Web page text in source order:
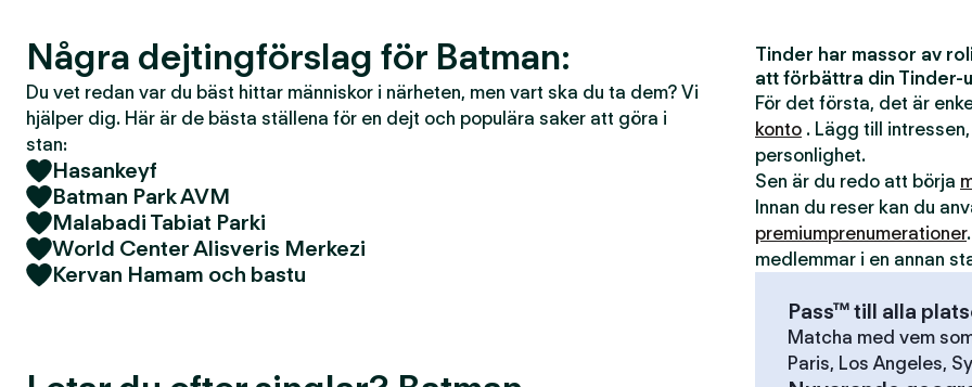
Några dejtingförslag för Batman:
Du vet redan var du bäst hittar människor i närheten, men vart ska du ta dem? Vi
hjälper dig. Här är de bästa ställena för en dejt och populära saker att göra i
stan:
Hasankeyf
Batman Park AVM
Malabadi Tabiat Parki
World Center Alisveris Merkezi
Kervan Hamam och bastu
Tinder har massor av
att förbättra din Tinder-
För det första, det är
konto . Lägg till
personlighet.
Sen är du redo att börja
Innan du reser kan du
premiumprenumerationer
medlemmar i en annan
Pass™ till alla
Matcha med vem
Paris, Los Angeles,